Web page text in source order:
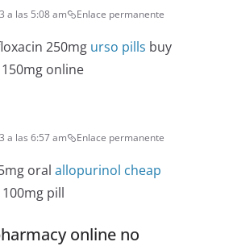
a las 5:08 am Enlace permanente
250mg urso pills buy
online
a las 6:57 am Enlace permanente
oral allopurinol cheap
pill
online no